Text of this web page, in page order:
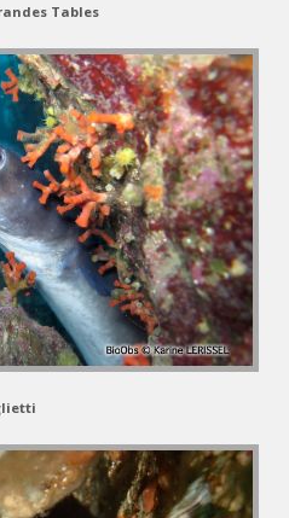
Tables